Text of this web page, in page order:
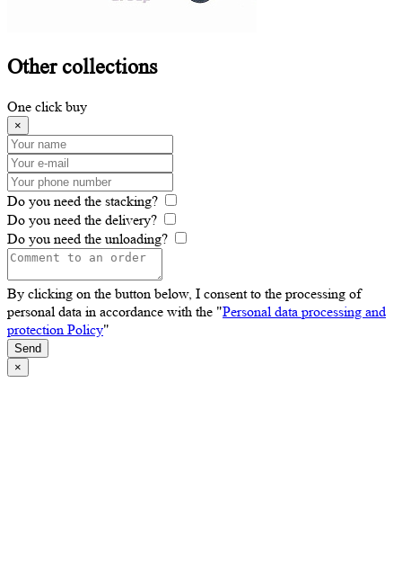
Othercollections
One click buy
×
Do you need the stacking?
Do you need the delivery?
Do you need the unloading?
By clicking on the button below, I consent to the processing of
personal data in accordance with the "Personal data processing and
protection Policy"
Send
×